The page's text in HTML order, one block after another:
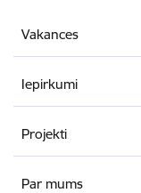
Vakances
Iepirkumi
Projekti
Par mums